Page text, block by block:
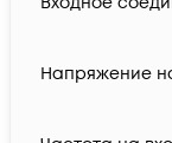
Напряжение